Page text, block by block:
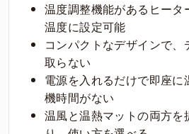
温度調整機能があるヒータ
温度に設定可能
コンパクトなデザインで
取らない
電源を入れるだけで即座
機時間がない
温風と温熱マットの両方を